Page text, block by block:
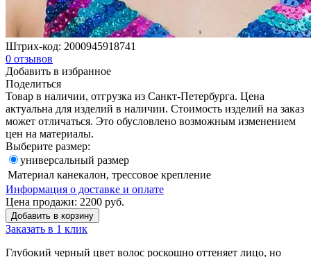
Штрих-код: 2000945918741
0 отзывов
Добавить в избранное
Поделиться
Товар в наличии, отгрузка из Санкт-Петербурга. Цена
актуальна для изделий в наличии. Стоимость изделий на заказ
может отличаться. Это обусловлено возможным изменением
цен на материалы.
Выберите размер:
универсальный размер
Материал канекалон, трессовое крепление
Информация о доставке и оплате
Цена продажи: 2200 руб.
Добавить в корзину
Заказать в 1 клик
Глубокий черный цвет волос роскошно оттеняет лицо, но